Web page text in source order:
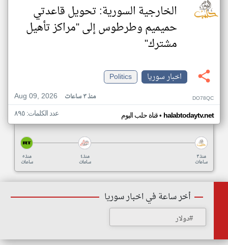
الخارجية السورية: تحويل قاعدتي
حميميم وطرطوس إلى "مراكز تأهيل
مشترك"
اخبار سوريا
Politics
Aug 09, 2026
منذ ٣ ساعات DO78QC
قناة حلب اليوم• halabtodaytv.net عدد الكلمات: ٨٩٥
منذ ٥
ساعات
منذ ٤
ساعات
منذ ٣
ساعات
أخر ساعة في اخبار سوريا
#دولار